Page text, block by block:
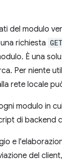
del modulo
richiesta GET
È una
Per niente
rete locale
modulo in
di backend
e
del